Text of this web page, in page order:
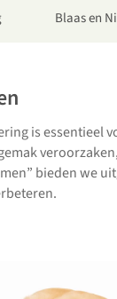
Blaas en
is essentieel
bieden we